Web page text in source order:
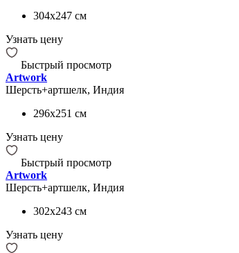
304x247 см
Узнать цену
Быстрый просмотр
Artwork
Шерсть+артшелк, Индия
296x251 см
Узнать цену
Быстрый просмотр
Artwork
Шерсть+артшелк, Индия
302x243 см
Узнать цену